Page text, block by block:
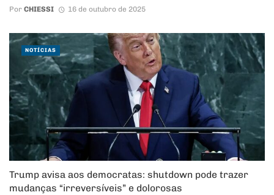
Por CHIESSI 16 de outubro de 2025
Trump avisa aos democratas: shutdown pode trazer
mudanças “irreversíveis” e dolorosas
NOTÍCIAS